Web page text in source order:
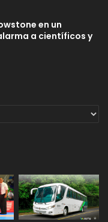
en un
a científicos y